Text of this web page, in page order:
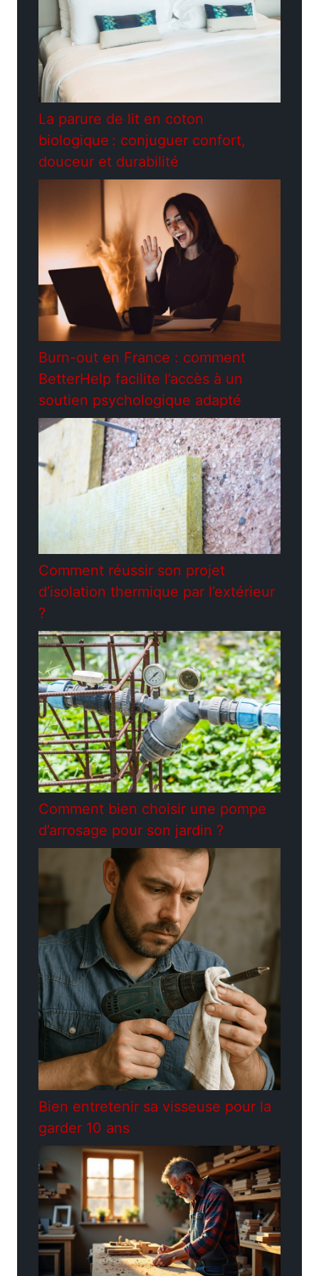
La parure de lit en coton
biologique : conjuguer confort,
douceur et durabilité
Burn-out en France : comment
BetterHelp facilite l’accès à un
soutien psychologique adapté
Comment réussir son projet
d’isolation thermique par l’extérieur
?
Comment bien choisir une pompe
d’arrosage pour son jardin ?
Bien entretenir sa visseuse pour la
garder 10 ans